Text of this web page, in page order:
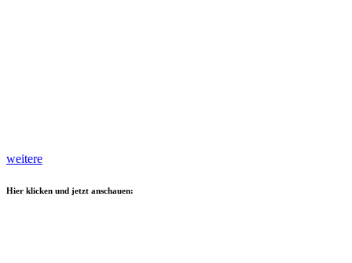
weitere
Hier klicken und jetzt anschauen: